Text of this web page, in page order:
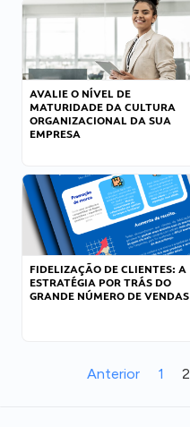
AVALIE O NÍVEL DE
MATURIDADE DA CULTURA
ORGANIZACIONAL DA SUA
EMPRESA
FIDELIZAÇÃO DE CLIENTES: A
ESTRATÉGIA POR TRÁS DO
GRANDE NÚMERO DE VENDAS
Anterior 1 2